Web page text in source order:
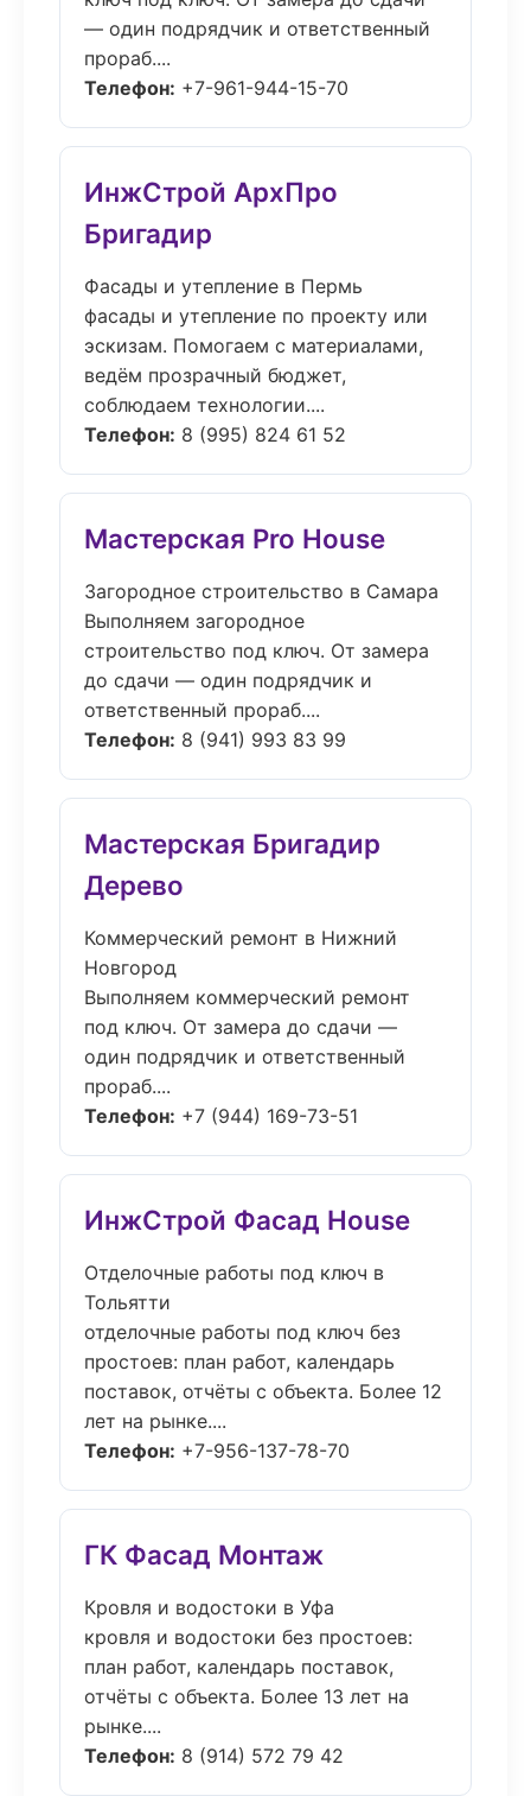
— один подрядчик и ответственный
прораб....
Телефон: +7-961-944-15-70
ИнжСтрой АрхПро
Бригадир
Фасады и утепление в Пермь
фасады и утепление по проекту или
эскизам. Помогаем с материалами,
ведём прозрачный бюджет,
соблюдаем технологии....
Телефон: 8 (995) 824 61 52
Мастерская Pro House
Загородное строительство в Самара
Выполняем загородное
строительство под ключ. От замера
до сдачи — один подрядчик и
ответственный прораб....
Телефон: 8 (941) 993 83 99
Мастерская Бригадир
Дерево
Коммерческий ремонт в Нижний
Новгород
Выполняем коммерческий ремонт
под ключ. От замера до сдачи —
один подрядчик и ответственный
прораб....
Телефон: +7 (944) 169-73-51
ИнжСтрой Фасад House
Отделочные работы под ключ в
Тольятти
отделочные работы под ключ без
простоев: план работ, календарь
поставок, отчёты с объекта. Более 12
лет на рынке....
Телефон: +7-956-137-78-70
ГК Фасад Монтаж
Кровля и водостоки в Уфа
кровля и водостоки без простоев:
план работ, календарь поставок,
отчёты с объекта. Более 13 лет на
рынке....
Телефон: 8 (914) 572 79 42